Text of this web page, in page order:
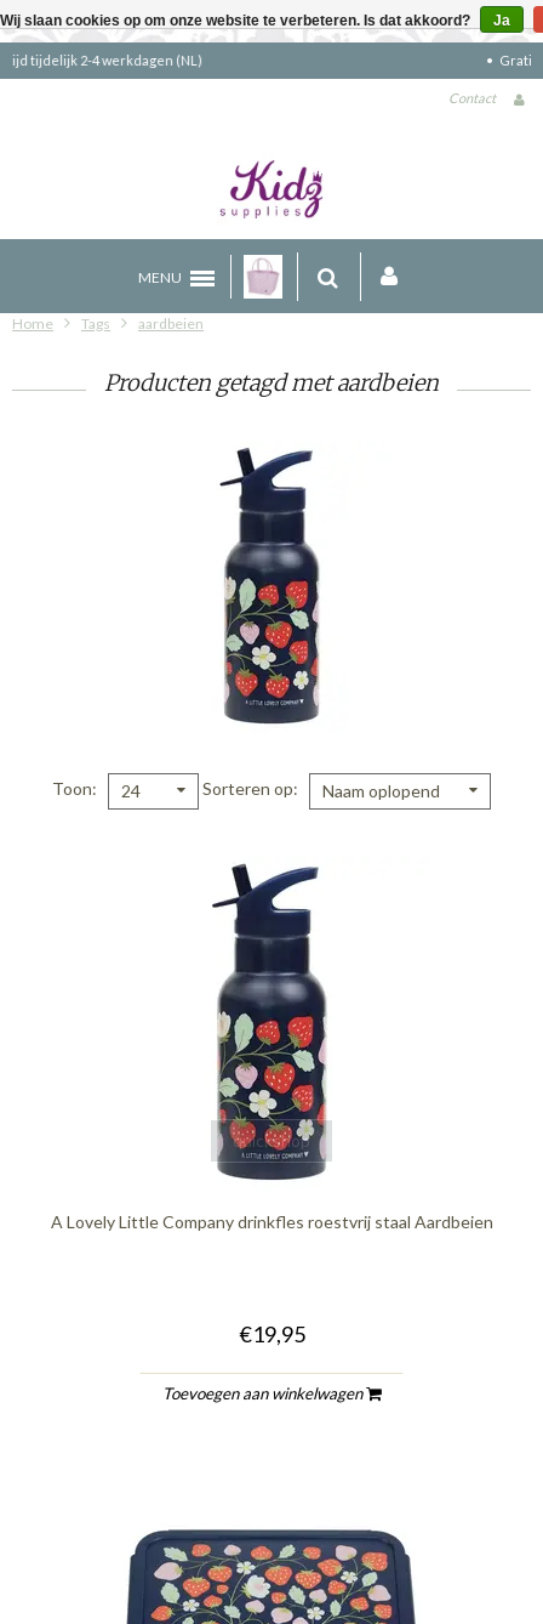
Contact
MENU
Home Tags aardbeien
Producten getagd met aardbeien
Toon 24 Sorteren op Naam oplopend
quickshop
A Lovely Little Company drinkfles roestvrij staal Aardbeien
€19,95
Toevoegen aan winkelwagen
Wij slaan cookies op om onze website te verbeteren. Is dat akkoord? Ja